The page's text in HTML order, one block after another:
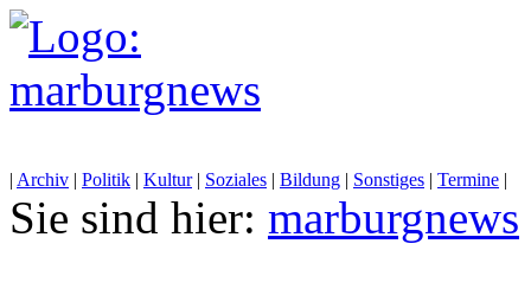
| Archiv | Politik | Kultur| Soziales | Bildung | Sonstiges | Termine |
Sie sind hier: marburgnews